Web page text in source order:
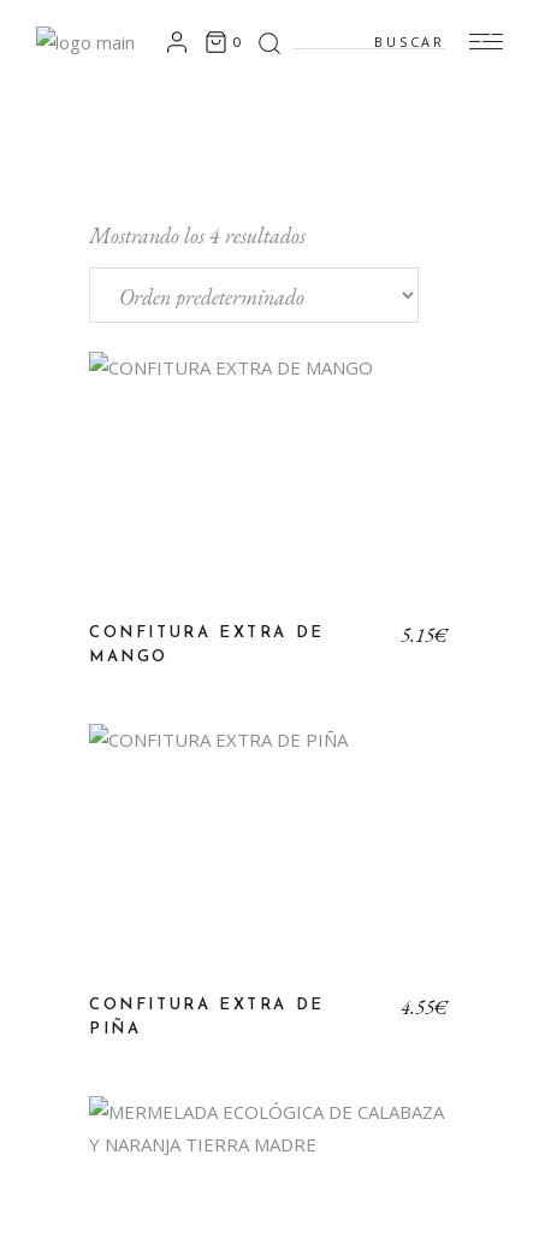
0 Search
for:
Mostrando los 4 resultados
CONFITURA EXTRA DE
MANGO
5,15€
CONFITURA EXTRA DE
PIÑA
4,55€